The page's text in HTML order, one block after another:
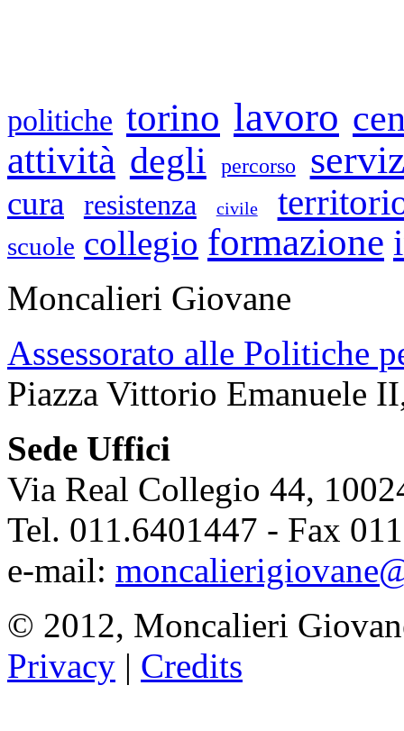
politiche torino lavoro
attività degli percorso
cura resistenza civile
scuole collegio formazione
Moncalieri Giovane
Assessorato alle Politiche
Piazza Vittorio Emanuele
Sede Uffici
Via Real Collegio 44,
Tel. 011.6401447 - Fax
e-mail:
© 2012, Moncalieri
Privacy | Credits